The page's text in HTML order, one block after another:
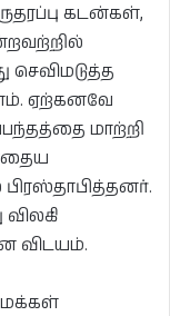
கடன்கள்,
செவிமடுத்த
ஏற்கனவே
மாற்றி
விடயம்.
மக்கள்